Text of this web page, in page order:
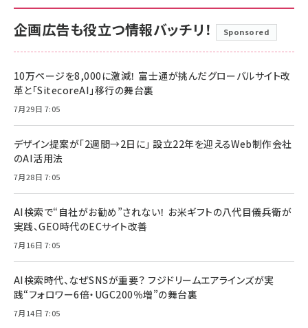
企画広告も役立つ情報バッチリ！ Sponsored
10万ページを8,000に激減！ 富士通が挑んだグローバルサイト改
革と「SitecoreAI」移行の舞台裏
7月29日 7:05
デザイン提案が「2週間→2日に」 設立22年を迎えるWeb制作会社
のAI活用法
7月28日 7:05
AI検索で“自社がお勧め”されない！ お米ギフトの八代目儀兵衛が
実践、GEO時代のECサイト改善
7月16日 7:05
AI検索時代、なぜSNSが重要？ フジドリームエアラインズが実
践“フォロワー6倍・UGC200％増”の舞台裏
7月14日 7:05